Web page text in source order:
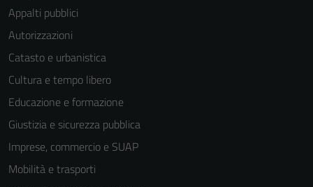
Appalti pubblici
Autorizzazioni
Catasto e urbanistica
Cultura e tempo libero
Educazione e formazione
Giustizia e sicurezza pubblica
Imprese, commercio e SUAP
Mobilità e trasporti